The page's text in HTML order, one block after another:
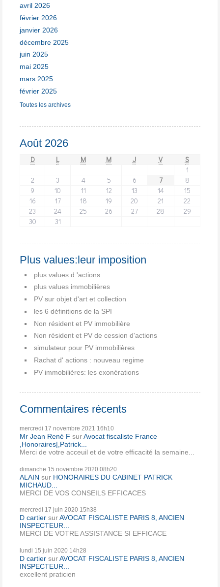
avril 2026
février 2026
janvier 2026
décembre 2025
juin 2025
mai 2025
mars 2025
février 2025
Toutes les archives
Août 2026
D L M M J V
S
1
2
3 4 5 6 7
8
9
10 11 12 13 14
15
16
17 18 19 20 21
22
23
24 25 26 27 28
29
30
31
Plus values:leur imposition
plus values d 'actions
plus values immobilières
PV sur objet d'art et collection
les 6 définitions de la SPI
Non résident et PV immobilière
Non résident et PV de cession d'actions
simulateur pour PV immobilières
Rachat d' actions : nouveau regime
PV immobilières: les exonérations
Commentaires récents
mercredi 17 novembre 2021 16h10
Mr Jean René F surAvocat fiscaliste France
,Honoraires|,Patrick...
Merci de votre acceuil et de votre efficacité la semaine...
dimanche 15 novembre 2020 08h20
ALAIN sur HONORAIRES DU CABINET PATRICK
MICHAUD...
MERCI DE VOS CONSEILS EFFICACES
mercredi 17 juin 2020 15h38
D cartier surAVOCAT FISCALISTE PARIS 8, ANCIEN
INSPECTEUR...
MERCI DE VOTRE ASSISTANCE SI EFFICACE
lundi 15 juin 2020 14h28
D cartier surAVOCAT FISCALISTE PARIS 8, ANCIEN
INSPECTEUR...
excellent praticien